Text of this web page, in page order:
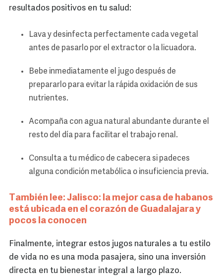
resultados positivos en tu salud:
Lava y desinfecta perfectamente cada vegetal
antes de pasarlo por el extractor o la licuadora.
Bebe inmediatamente el jugo después de
prepararlo para evitar la rápida oxidación de sus
nutrientes.
Acompaña con agua natural abundante durante el
resto del día para facilitar el trabajo renal.
Consulta a tu médico de cabecera si padeces
alguna condición metabólica o insuficiencia previa.
También lee: Jalisco: la mejor casa de habanos
está ubicada en el corazón de Guadalajara y
pocos la conocen
Finalmente, integrar estos jugos naturales a tu estilo
de vida no es una moda pasajera, sino una inversión
directa en tu bienestar integral a largo plazo.